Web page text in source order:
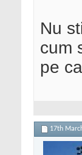
Nu
cum
pe
17th